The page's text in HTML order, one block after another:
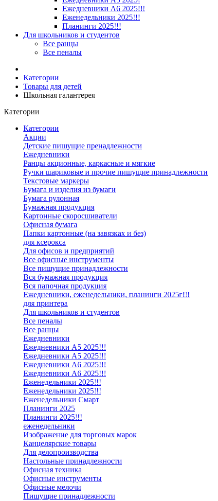
Ежедневники А6 2025!!!
Еженедельники 2025!!!
Планинги 2025!!!
Для школьников и студентов
Все ранцы
Все пеналы
Категории
Товары для детей
Школьная галантерея
Категории
Категории
Акции
Детские пишущие пренадлежности
Ежедневники
Ранцы акционные, каркасные и мягкие
Ручки шариковые и прочие пишущие принадлежности
Текстовые маркеры
Бумага и изделия из бумаги
Бумага рулонная
Бумажная продукция
Картонные скоросшиватели
Офисная бумага
Папки картонные (на завязках и без)
для ксерокса
Для офисов и предприятий
Все офисные инструменты
Все пишущие принадлежности
Вся бумажная продукция
Вся папочная продукция
Ежедневники, еженедельники, планинги 2025г!!!
для принтера
Для школьников и студентов
Все пеналы
Все ранцы
Ежедневники
Ежедневники А5 2025!!!
Ежедневники А5 2025!!!
Ежедневники А6 2025!!!
Ежедневники А6 2025!!!
Еженедельники 2025!!!
Еженедельники 2025!!!
Еженедельники Смарт
Планинги 2025
Планинги 2025!!!
еженедельники
Изображение для торговых марок
Канцелярские товары
Для делопроизводства
Настольные принадлежности
Офисная техника
Офисные инструменты
Офисные мелочи
Пишущие принадлежности